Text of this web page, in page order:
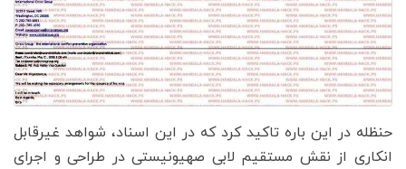
حنظله در این باره تاکید کرد که در این اسناد، شواهد غیرقابل
انکاری از نقش مستقیم لابی صهیونیستی در طراحی و اجرای